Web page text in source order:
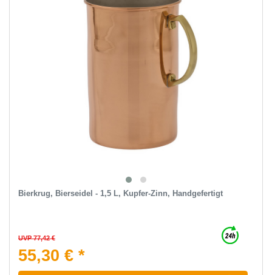
Bierkrug, Bierseidel - 1,5 L, Kupfer-Zinn, Handgefertigt
UVP 77,42 €
55,30 € *